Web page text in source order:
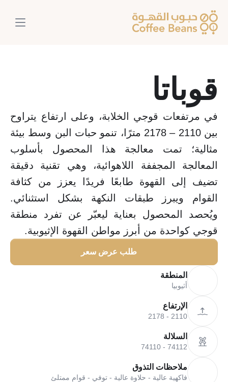
قوباتا
قوجي كواحدة من أبرز مواطن القهوة الإثيوبية.
طلب عرض سعر
المنطقة
أثيوبيا
الإرتفاع
2110 - 2178
السلالة
74110 - 74112
ملاحظات التذوق
فاكهية عالية - حلاوة عالية - توفي - قوام ممتلئ